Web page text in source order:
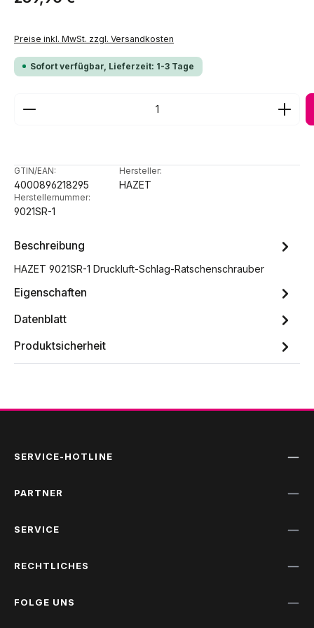
Preise inkl. MwSt. zzgl. Versandkosten
Sofort verfügbar, Lieferzeit: 1-3 Tage
Produkt Anzahl: Gib den gewünschten Wert ein
GTIN/EAN:
4000896218295
Hersteller:
HAZET
Herstellernummer:
9021SR-1
Beschreibung
HAZET 9021SR-1 Druckluft-Schlag-Ratschenschrauber
Eigenschaften
Datenblatt
Produktsicherheit
SERVICE-HOTLINE
PARTNER
SERVICE
RECHTLICHES
FOLGE UNS